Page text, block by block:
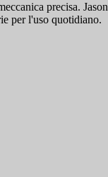
precisa.
per l'uso quotidiano.